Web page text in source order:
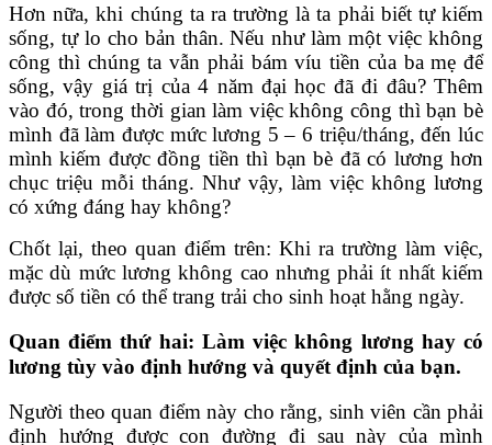
Hơn nữa, khi chúng ta ra trường là ta phải biết tự kiếm
sống, tự lo cho bản thân. Nếu như làm một việc không
công thì chúng ta vẫn phải bám víu tiền của ba mẹ để
sống, vậy giá trị của 4 năm đại học đã đi đâu? Thêm
vào đó, trong thời gian làm việc không công thì bạn bè
mình đã làm được mức lương 5 – 6 triệu/tháng, đến lúc
mình kiếm được đồng tiền thì bạn bè đã có lương hơn
chục triệu mỗi tháng. Như vậy, làm việc không lương
có xứng đáng hay không?
Chốt lại, theo quan điểm trên: Khi ra trường làm việc,
mặc dù mức lương không cao nhưng phải ít nhất kiếm
được số tiền có thể trang trải cho sinh hoạt hằng ngày.
Quan điểm thứ hai: Làm việc không lương hay có
lương tùy vào định hướng và quyết định của bạn.
Người theo quan điểm này cho rằng, sinh viên cần phải
định hướng được con đường đi sau này của mình